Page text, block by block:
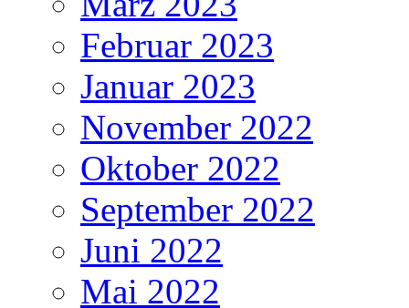
Februar 2023
Januar 2023
November 2022
Oktober 2022
September 2022
Juni 2022
Mai 2022